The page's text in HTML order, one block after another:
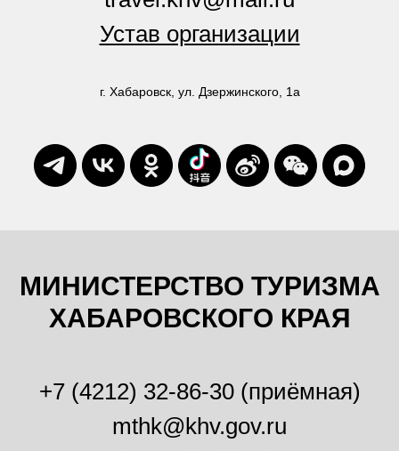
Устав организации
г. Хабаровск, ул. Дзержинского, 1а
МИНИСТЕРСТВО ТУРИЗМА
ХАБАРОВСКОГО КРАЯ
+7 (4212) 32-86-30 (приёмная)
mthk@khv.gov.ru